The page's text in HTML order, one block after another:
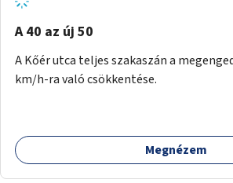
A 40 az új 50
A Kőér utca teljes szakaszán a
km/h-ra való csökkentése.
Megnézem